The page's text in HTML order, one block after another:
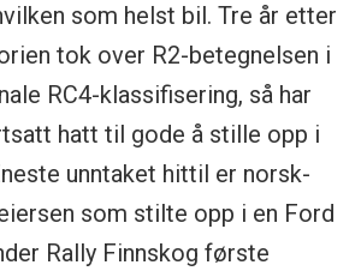
som helst bil. Tre år etter
tok over R2-betegnelsen i
RC4-klassifisering, så har
hatt til gode å stille opp i
unntaket hittil er norsk-
som stilte opp i en Ford
Rally Finnskog første